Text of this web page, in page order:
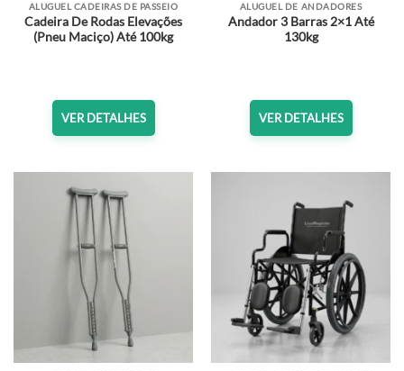
ALUGUEL CADEIRAS DE PASSEIO
Cadeira De Rodas Elevações
(Pneu Maciço) Até 100kg
VER DETALHES
ALUGUEL DE ANDADORES
Andador 3 Barras 2×1 Até
130kg
VER DETALHES